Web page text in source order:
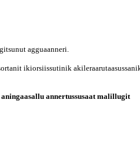
agguaanneri.
ikiorsiissutinik
annertussusaat malillugit